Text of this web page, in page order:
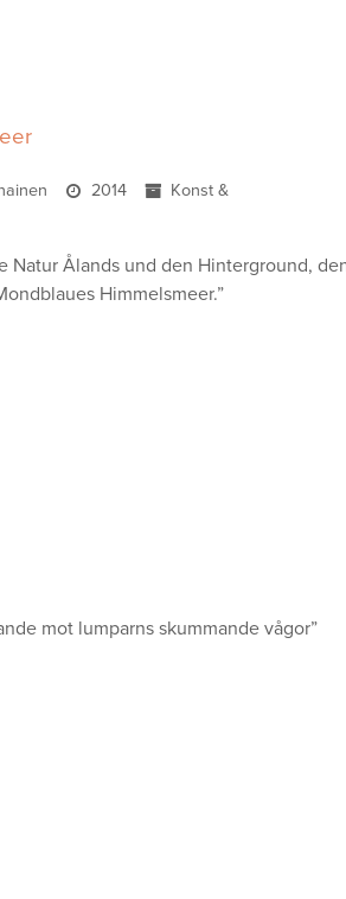
2014
Konst &
Natur Ålands und den Hinterground,
Himmelsmeer.”
mot lumparns skummande vågor”